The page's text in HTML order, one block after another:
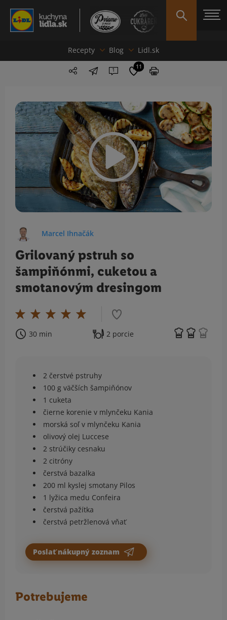
Recepty Blog Lidl.sk
1 11
Marcel Ihnačák
Grilovaný pstruh so
šampiňónmi, cuketou a
smotanovým dresingom
30 min 2 porcie
2 čerstvé pstruhy
100 g väčších šampiňónov
1 cuketa
čierne korenie v mlynčeku Kania
morská soľ v mlynčeku Kania
olivový olej Luccese
2 strúčiky cesnaku
2 citróny
čerstvá bazalka
200 ml kyslej smotany Pilos
1 lyžica medu Confeira
čerstvá pažítka
čerstvá petržlenová vňať
Poslať nákupný zoznam
Potrebujeme